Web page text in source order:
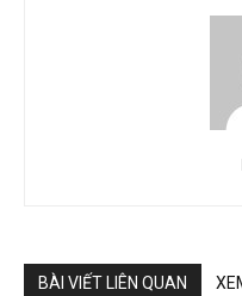
BÀI VIẾT LIÊN QUAN